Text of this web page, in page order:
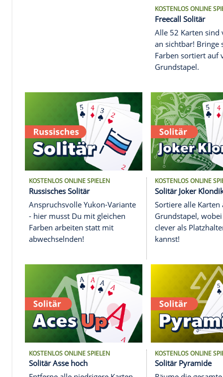
SOLITÄR-SPIELE
Freecall
Alle 52
an
Farben
KOSTENLOS ONLINE SPIELEN
Russisches Solitär
Solitär